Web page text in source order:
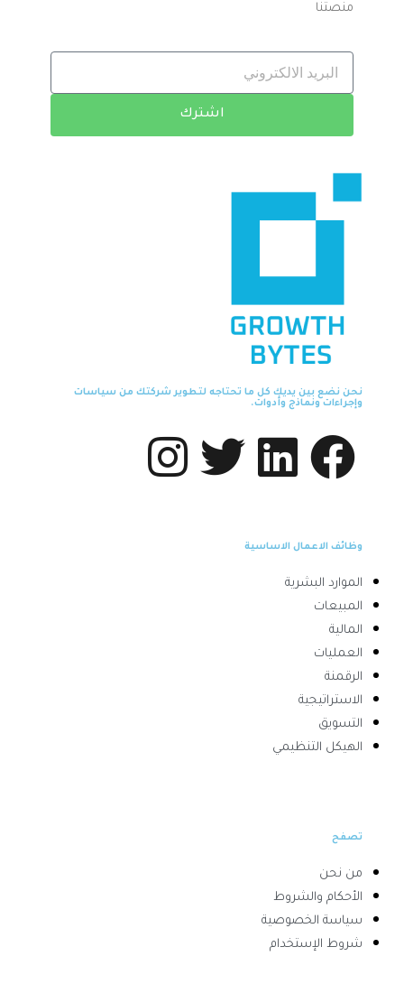
منصتنا
اشترك
نحن نضع بين يديك كل ما تحتاجه لتطوير شركتك من سياسات
وإجراءات ونماذج وأدوات.
وظائف الاعمال الاساسية
الموارد البشرية
المبيعات
المالية
العمليات
الرقمنة
الاستراتيجية
التسويق
الهيكل التنظيمي
تصفح
من نحن
الأحكام والشروط
سياسة الخصوصية
شروط الإستخدام